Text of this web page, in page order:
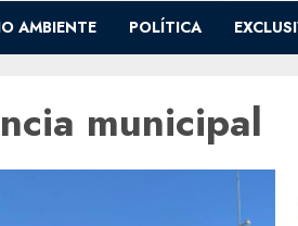
AMBIENTE POLÍTICA
municipal